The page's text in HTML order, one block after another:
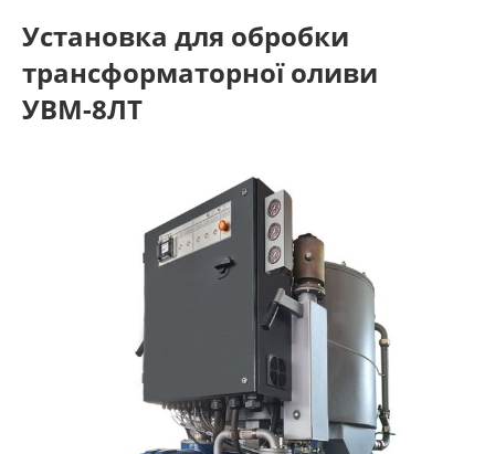
Установка для обробки
трансформаторної оливи
УВМ-8ЛТ